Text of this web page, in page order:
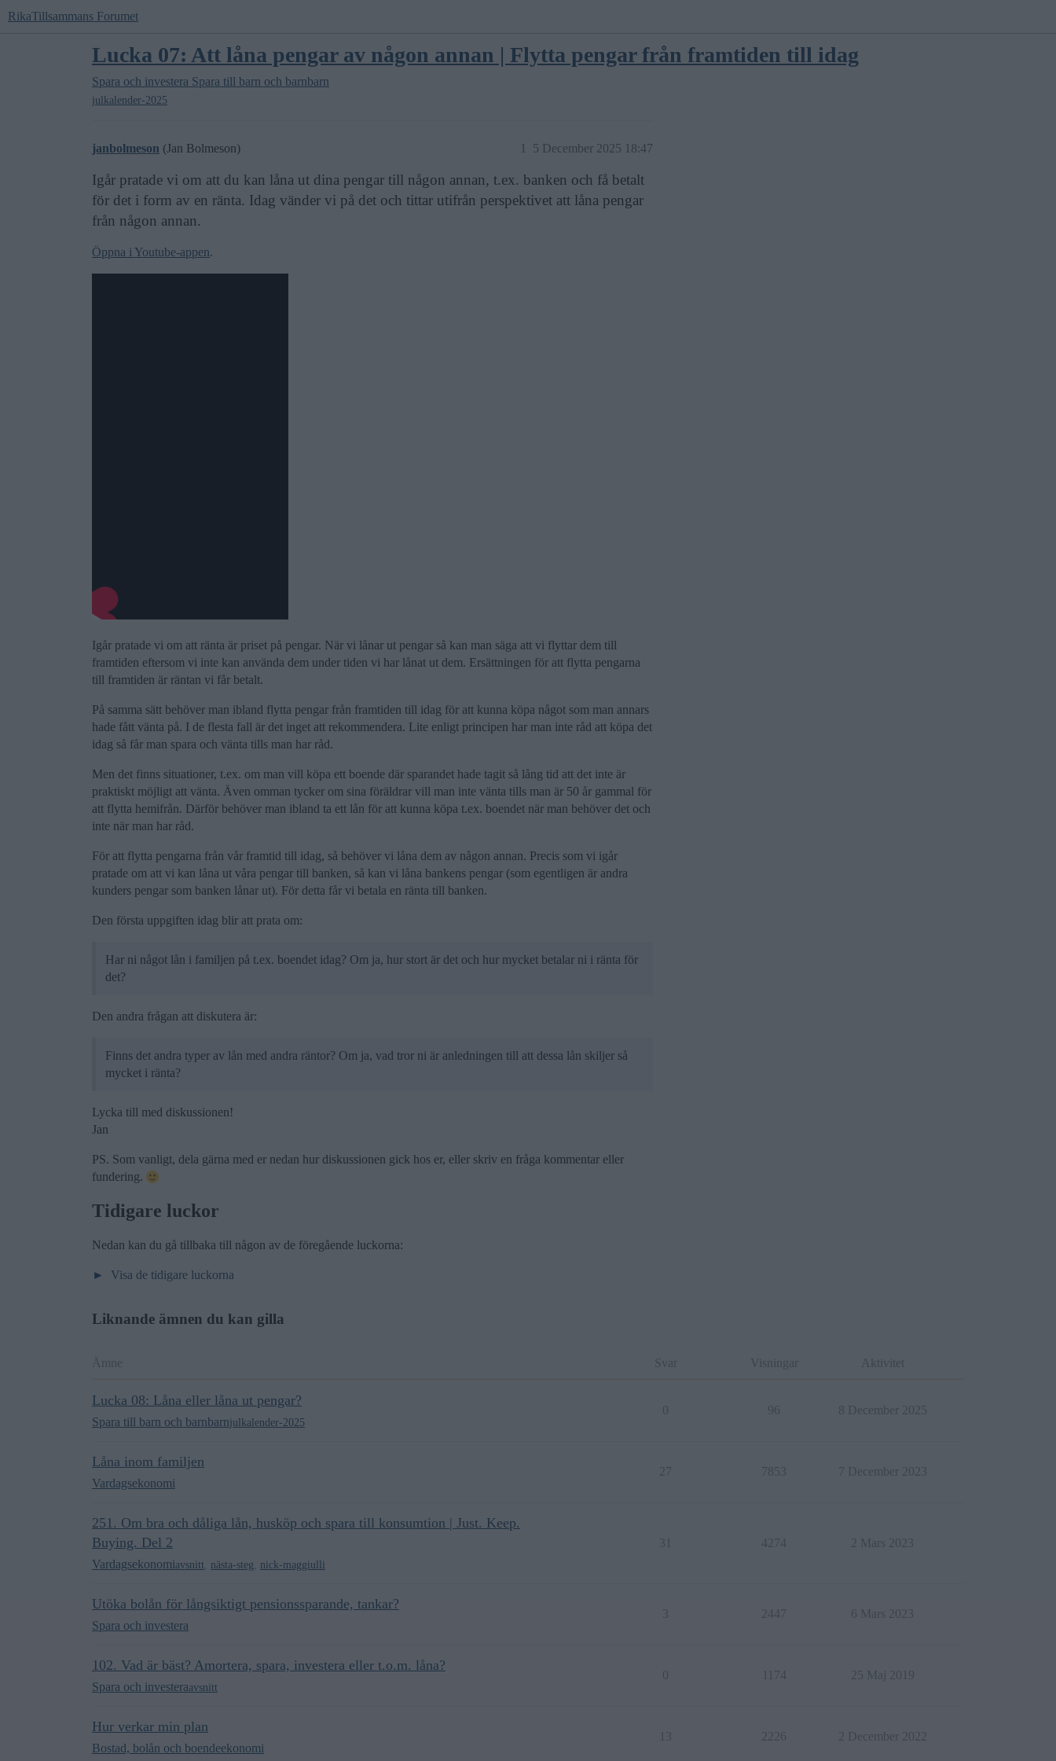
RikaTillsammans Forumet
Lucka 07: Att låna pengar av någon annan | Flytta pengar från framtiden till idag
Spara och investera Spara till barn och barnbarn
julkalender-2025
janbolmeson (Jan Bolmeson) 5 December 2025 18:47
1
Igår pratade vi om att du kan låna ut dina pengar till någon annan, t.ex. banken och få betalt
för det i form av en ränta. Idag vänder vi på det och tittar utifrån perspektivet att låna pengar
från någon annan.
Öppna i Youtube-appen.
Igår pratade vi om att ränta är priset på pengar. När vi lånar ut pengar så kan man säga att vi flyttar dem till
framtiden eftersom vi inte kan använda dem under tiden vi har lånat ut dem. Ersättningen för att flytta pengarna
till framtiden är räntan vi får betalt.
På samma sätt behöver man ibland flytta pengar från framtiden till idag för att kunna köpa något som man annars
hade fått vänta på. I de flesta fall är det inget att rekommendera. Lite enligt principen har man inte råd att köpa det
idag så får man spara och vänta tills man har råd.
Men det finns situationer, t.ex. om man vill köpa ett boende där sparandet hade tagit så lång tid att det inte är
praktiskt möjligt att vänta. Även omman tycker om sina föräldrar vill man inte vänta tills man är 50 år gammal för
att flytta hemifrån. Därför behöver man ibland ta ett lån för att kunna köpa t.ex. boendet när man behöver det och
inte när man har råd.
För att flytta pengarna från vår framtid till idag, så behöver vi låna dem av någon annan. Precis som vi igår
pratade om att vi kan låna ut våra pengar till banken, så kan vi låna bankens pengar (som egentligen är andra
kunders pengar som banken lånar ut). För detta får vi betala en ränta till banken.
Den första uppgiften idag blir att prata om:
Har ni något lån i familjen på t.ex. boendet idag? Om ja, hur stort är det och hur mycket betalar ni i ränta för
det?
Den andra frågan att diskutera är:
Finns det andra typer av lån med andra räntor? Om ja, vad tror ni är anledningen till att dessa lån skiljer så
mycket i ränta?
Lycka till med diskussionen!
Jan
PS. Som vanligt, dela gärna med er nedan hur diskussionen gick hos er, eller skriv en fråga kommentar eller
fundering.
Tidigare luckor
Nedan kan du gå tillbaka till någon av de föregående luckorna:
Visa de tidigare luckorna
Liknande ämnen du kan gilla
Ämne Svar Visningar Aktivitet
Lucka 08: Låna eller låna ut pengar?
Spara till barn och barnbarnjulkalender-2025
0 96 8 December 2025
Låna inom familjen
Vardagsekonomi
27 7853 7 December 2023
251. Om bra och dåliga lån, husköp och spara till konsumtion | Just. Keep.
Buying. Del 2
Vardagsekonomiavsnitt nästa-steg nick-maggiulli
31 4274 2 Mars 2023
Utöka bolån för långsiktigt pensionssparande, tankar?
Spara och investera
3 2447 6 Mars 2023
102. Vad är bäst? Amortera, spara, investera eller t.o.m. låna?
Spara och investeraavsnitt
0 1174 25 Maj 2019
Hur verkar min plan
Bostad, bolån och boendeekonomi
13 2226 2 December 2022